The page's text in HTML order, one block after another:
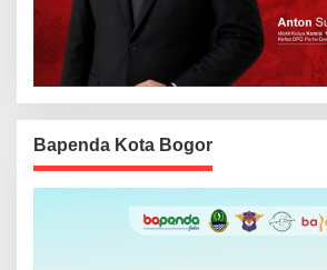
Bapenda Kota Bogor